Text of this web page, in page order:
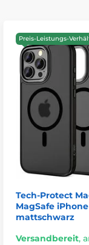
Preis-Leistungs-
Tech-Protect
MagSafe iPhone
mattschwarz
Versandbereit,